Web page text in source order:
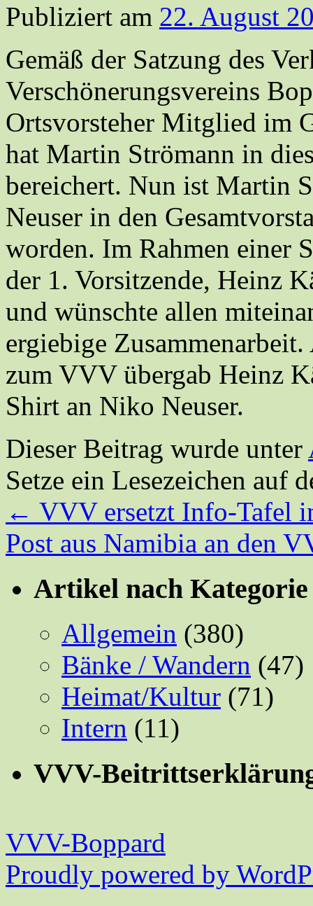
Publiziert am 22. August
Gemäß der Satzung des
Verschönerungsvereins
Ortsvorsteher Mitglied im
hat Martin Strömann in
bereichert. Nun ist Martin
Neuser in den
worden. Im Rahmen einer
der 1. Vorsitzende, Heinz
und wünschte allen
ergiebige
zum VVV übergab Heinz
Shirt an Niko Neuser.
Dieser Beitrag wurde unter
Setze ein Lesezeichen auf
← VVV ersetzt Info-Tafel
Post aus Namibia an den
Artikel nach Kategorie
Allgemein (380)
Bänke / Wandern (47)
Heimat/Kultur (71)
Intern (11)
VVV-
VVV-Boppard
Proudly powered by